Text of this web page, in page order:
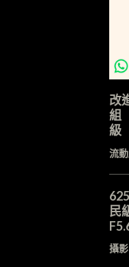
改
組
級
流
民
攝影